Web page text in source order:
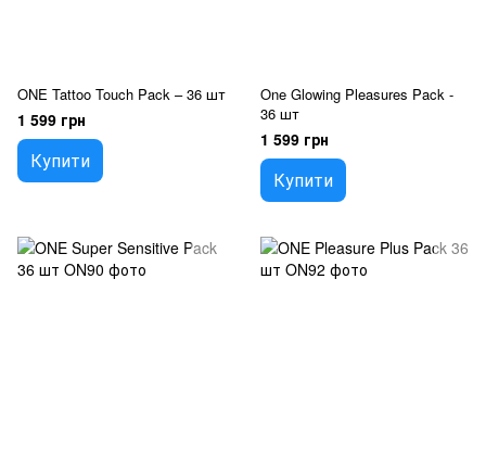
ONE Tattoo Touch Pack – 36 шт
1 599 грн
Купити
One Glowing Pleasures Pack -
36 шт
1 599 грн
Купити